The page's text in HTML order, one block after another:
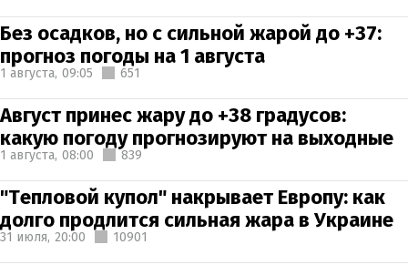
Без осадков, но с сильной жарой до +37:
прогноз погоды на 1 августа
1 августа, 09:05 651
Август принес жару до +38 градусов:
какую погоду прогнозируют на выходные
1 августа, 08:00 839
"Тепловой купол" накрывает Европу: как
долго продлится сильная жара в Украине
31 июля, 20:00 10901